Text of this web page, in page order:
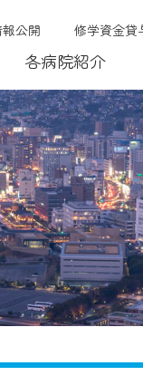
各病院紹介
報公開 修学資金貸